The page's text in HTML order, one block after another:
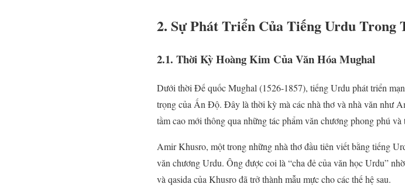
2. Sự Phát Triển Của Tiếng Urdu Trong
2.1. Thời Kỳ Hoàng Kim Của Văn Hóa Mughal
Dưới thời Đế quốc Mughal (1526-1857), tiếng Urdu phát triển
trọng của Ấn Độ. Đây là thời kỳ mà các nhà thơ và nhà văn như
tầm cao mới thông qua những tác phẩm văn chương phong phú và
Amir Khusro, một trong những nhà thơ đầu tiên viết bằng tiếng
văn chương Urdu. Ông được coi là “cha đẻ của văn học Urdu”
và qasida của Khusro đã trở thành mẫu mực cho các thế hệ sau.